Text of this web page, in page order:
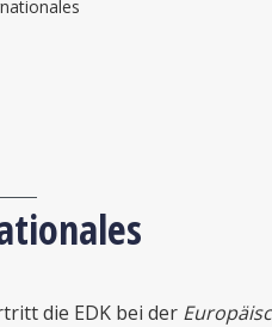
die EDK bei der